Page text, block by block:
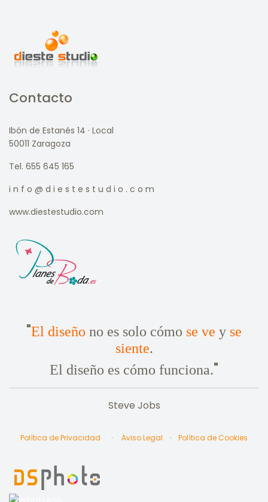
Contacto
Ibón de Estanés 14 · Local
50011 Zaragoza
Tel. 655 645 165
i n f o @ d i e s t e s t u d i o . c o m
www.diestestudio.com
"El diseño no es solo cómo se ve y se
siente.
El diseño es cómo funciona."
Steve Jobs
Política de Privacidad · Aviso Legal · Política de Cookies